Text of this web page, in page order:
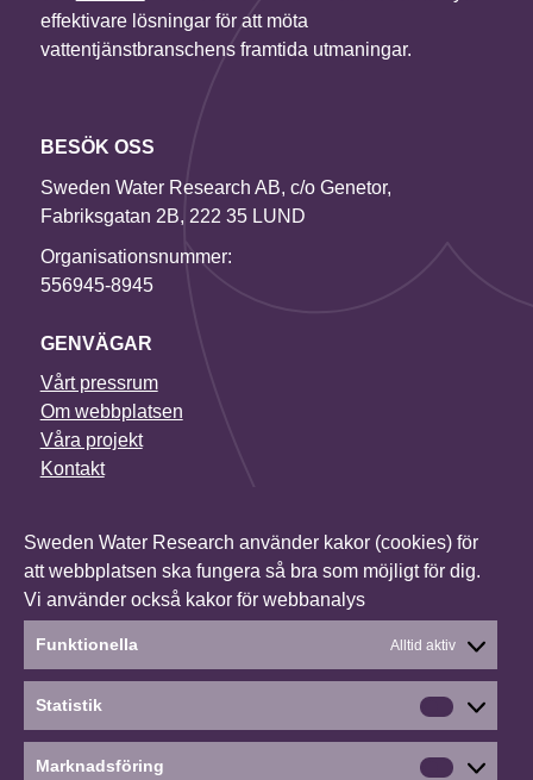
Sweden Water Research använder kakor (cookies) för
att webbplatsen ska fungera så bra som möjligt för dig.
Vi använder också kakor för webbanalys
Funktionella Alltid aktiv
Statistik
Statistik
Marknadsföring
effektivare lösningar för att möta
vattentjänstbranschens framtida utmaningar.
BESÖK OSS
Sweden Water Research AB, c/o Genetor,
Fabriksgatan 2B, 222 35 LUND
Organisationsnummer:
556945-8945
GENVÄGAR
Vårt pressrum
Om webbplatsen
Våra projekt
Kontakt
I vårt nyhetsbrev får du senaste nytt om alla våra
projekt, vilka konferenser vi deltar i och mycket annat.
Anmäl dig till vårt nyhetsbrev
Linkedin